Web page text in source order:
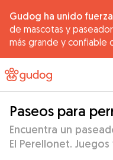
Gudog ha unido
de mascotas y
más grande y confiable
Paseos para
Encuentra un
El Perellonet.